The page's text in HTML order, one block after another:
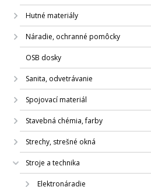
Hutné materiály
Náradie, ochranné pomôcky
OSB dosky
Sanita, odvetrávanie
Spojovací materiál
Stavebná chémia, farby
Strechy, strešné okná
Stroje a technika
Elektronáradie